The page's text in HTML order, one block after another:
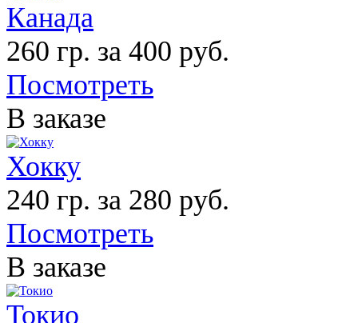
Канада
260 гр. за 400 руб.
Посмотреть
В заказе
Хокку
240 гр. за 280 руб.
Посмотреть
В заказе
Токио